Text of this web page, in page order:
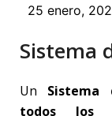
25 enero,
Sistema
Un Sistema
todos los